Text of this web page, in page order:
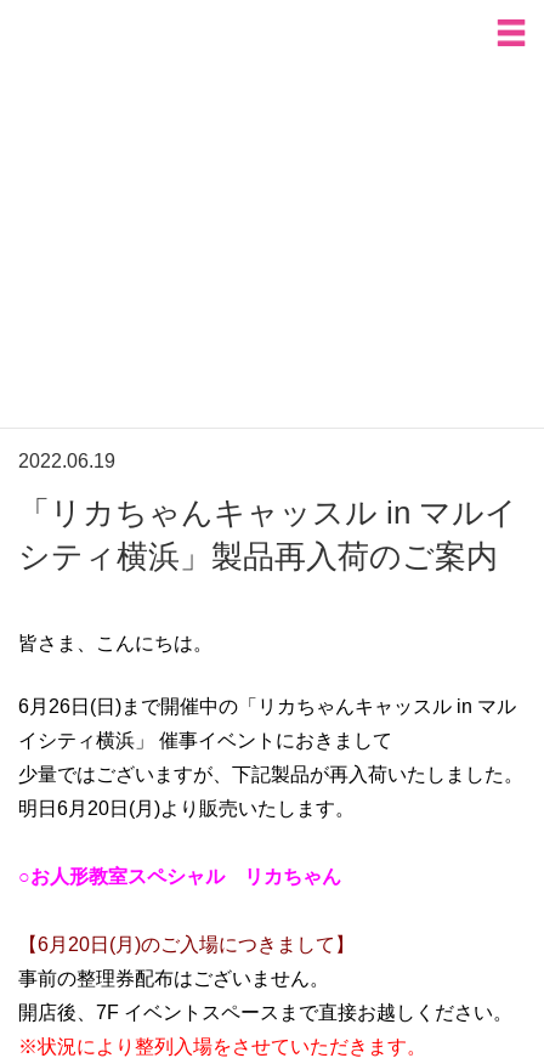
2022.06.19
「リカちゃんキャッスル in マルイ
シティ横浜」製品再入荷のご案内
皆さま、こんにちは。
6月26日(日)まで開催中の「リカちゃんキャッスル in マル
イシティ横浜」
催事イベントにおきまして
少量ではございますが、下記製品が再入荷いたしました。
明日6月20日(月)より販売いたします。
○お人形教室スペシャル リカちゃん
【6月20日(月)のご入場につきまして】
事前の整理券配布はございません。
開店後、7F イベントスペースまで直接お越しください。
※状況により整列入場をさせていただきます。